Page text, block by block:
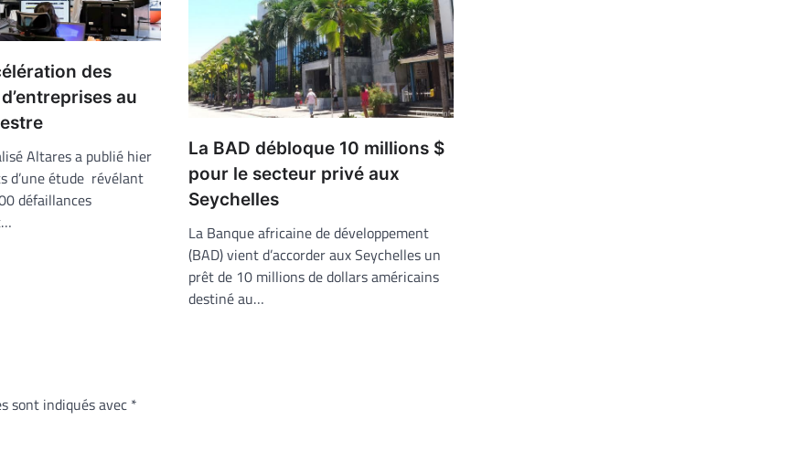
des
au
Altares a publié hier
d’une étude révélant
défaillances
La BAD débloque 10 millions $
pour le secteur privé aux
Seychelles
La Banque africaine de développement
(BAD) vient d’accorder aux Seychelles un
prêt de 10 millions de dollars américains
destiné au…
sont indiqués avec *